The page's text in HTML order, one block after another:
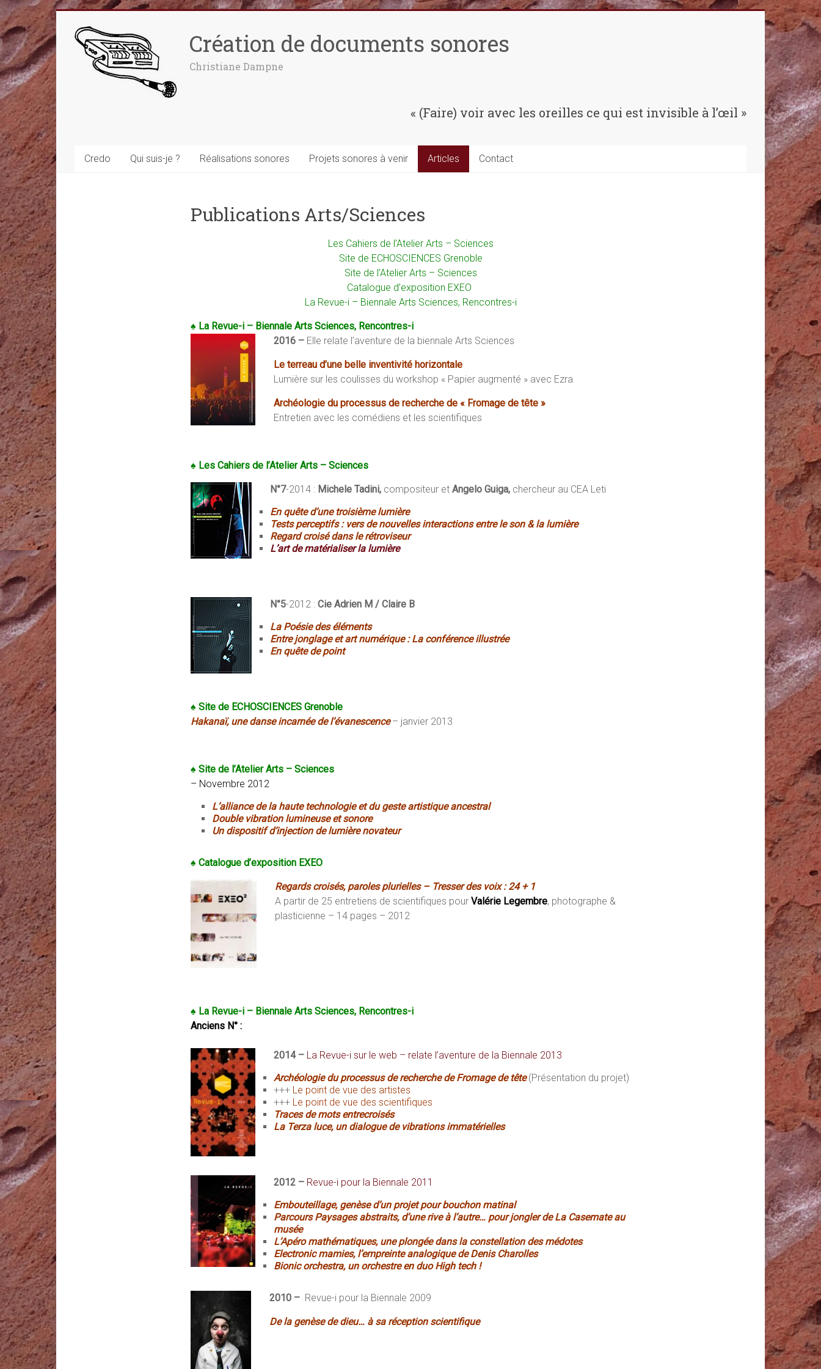
Création de documents sonores
Christiane Dampne
« (Faire) voir avec les oreilles ce qui est invisible à l’œil »
Credo Qui suis-je ? Réalisations sonores Projets sonores à venir Articles Contact
Publications Arts/Sciences
Les Cahiers de l’Atelier Arts – Sciences
Site de ECHOSCIENCES Grenoble
Site de l’Atelier Arts – Sciences
Catalogue d’exposition EXEO
La Revue-i – Biennale Arts Sciences, Rencontres-i
♠ La Revue-i – Biennale Arts Sciences, Rencontres-i
2016 – Elle relate l’aventure de la biennale Arts Sciences
Le terreau d’une belle inventivité horizontale
Lumière sur les coulisses du workshop « Papier augmenté » avec Ezra
Archéologie du processus de recherche de « Fromage de tête »
Entretien avec les comédiens et les scientifiques
♠ Les Cahiers de l’Atelier Arts – Sciences
N°7-2014 : Michele Tadini, compositeur et Angelo Guiga, chercheur au CEA Leti
En quête d’une troisième lumière
Tests perceptifs : vers de nouvelles interactions entre le son & la lumière
Regard croisé dans le rétroviseur
L’art de matérialiser la lumière
N°5-2012 : Cie Adrien M / Claire B
La Poésie des éléments
Entre jonglage et art numérique : La conférence illustrée
En quête de point
♠ Site de ECHOSCIENCES Grenoble
Hakanaï, une danse incarnée de l’évanescence– janvier 2013
♠ Site de l’Atelier Arts – Sciences
– Novembre 2012
L’alliance de la haute technologie et du geste artistique ancestral
Double vibration lumineuse et sonore
Un dispositif d’injection de lumière novateur
♠ Catalogue d’exposition EXEO
Regards croisés, paroles plurielles – Tresser des voix : 24 + 1
A partir de 25 entretiens de scientifiques pour Valérie Legembre, photographe &
plasticienne – 14 pages – 2012
♠ La Revue-i – Biennale Arts Sciences, Rencontres-i
Anciens N° :
2014 – La Revue-i sur le web – relate l’aventure de la Biennale 2013
Archéologie du processus de recherche de Fromage de tête(Présentation du projet)
+++ Le point de vue des artistes
+++ Le point de vue des scientifiques
Traces de mots entrecroisés
La Terza luce, un dialogue de vibrations immatérielles
2012 – Revue-i pour la Biennale 2011
Embouteillage, genèse d’un projet pour bouchon matinal
Parcours Paysages abstraits, d’une rive à l’autre… pour jongler de La Casemate au
musée
L’Apéro mathématiques, une plongée dans la constellation des médotes
Electronic mamies, l’empreinte analogique de Denis Charolles
Bionic orchestra, un orchestre en duo High tech !
2010 – Revue-i pour la Biennale 2009
De la genèse de dieu… à sa réception scientifique